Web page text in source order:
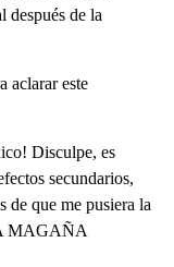
después de la
aclarar este
Disculpe, es
secundarios,
de que me pusiera la
MAGAÑA